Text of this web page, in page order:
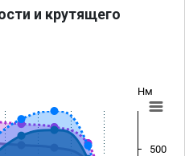
и крутящего
Нм
500